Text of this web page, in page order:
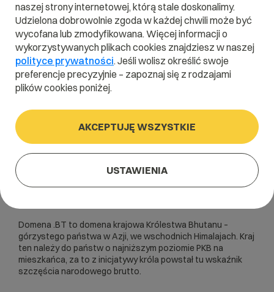
.bt
Szukaj
Domena .BT to domena krajowa Królestwa Bhutanu –
górzystego państwa w Azji, we wschodnich Himalajach. Kraj
ten należy do państw o najniższym poziomie PKB na
mieszkańca, za to z inicjatywy króla powstał tu wskaźnik
szczęścia narodowego brutto.
naszej strony internetowej, którą stale doskonalimy.
Udzielona dobrowolnie zgoda w każdej chwili może być
wycofana lub zmodyfikowana. Więcej informacji o
wykorzystywanych plikach cookies znajdziesz w naszej
polityce prywatności. Jeśli wolisz określić swoje
preferencje precyzyjnie – zapoznaj się z rodzajami
plików cookies poniżej.
AKCEPTUJĘ WSZYSTKIE
USTAWIENIA